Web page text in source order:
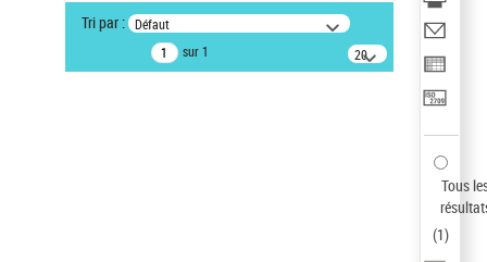
Auteur d’œuvre
Temperton, Rod (1947-2016)
Type de notice d'autorité
Tri par : Défaut
sur 1
20
résultats/page
Tous
(1)